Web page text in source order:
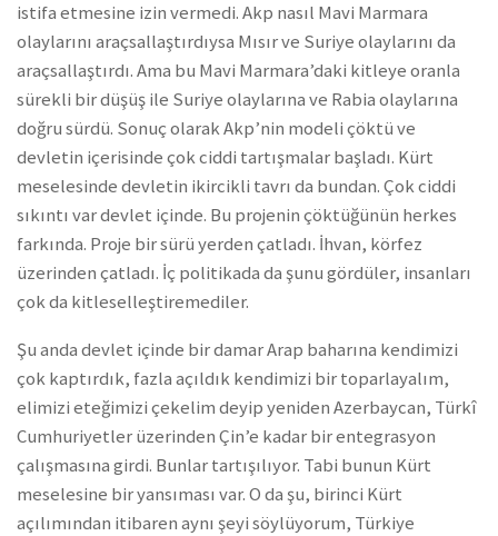
istifa etmesine izin vermedi. Akp nasıl Mavi Marmara
olaylarını araçsallaştırdıysa Mısır ve Suriye olaylarını da
araçsallaştırdı. Ama bu Mavi Marmara’daki kitleye oranla
sürekli bir düşüş ile Suriye olaylarına ve Rabia olaylarına
doğru sürdü. Sonuç olarak Akp’nin modeli çöktü ve
devletin içerisinde çok ciddi tartışmalar başladı. Kürt
meselesinde devletin ikircikli tavrı da bundan. Çok ciddi
sıkıntı var devlet içinde. Bu projenin çöktüğünün herkes
farkında. Proje bir sürü yerden çatladı. İhvan, körfez
üzerinden çatladı. İç politikada da şunu gördüler, insanları
çok da kitleselleştiremediler.
Şu anda devlet içinde bir damar Arap baharına kendimizi
çok kaptırdık, fazla açıldık kendimizi bir toparlayalım,
elimizi eteğimizi çekelim deyip yeniden Azerbaycan, Türkî
Cumhuriyetler üzerinden Çin’e kadar bir entegrasyon
çalışmasına girdi. Bunlar tartışılıyor. Tabi bunun Kürt
meselesine bir yansıması var. O da şu, birinci Kürt
açılımından itibaren aynı şeyi söylüyorum, Türkiye